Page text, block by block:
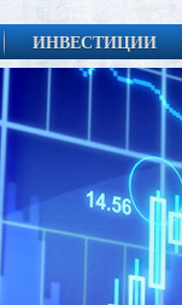
ИНВЕСТИЦИИ